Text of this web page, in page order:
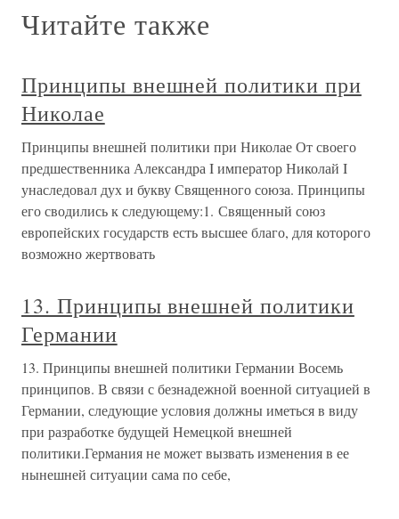
Читайте также
Принципы внешней политики при
Николае
Принципы внешней политики при Николае От своего
предшественника Александра I император Николай I
унаследовал дух и букву Священного союза. Принципы
его сводились к следующему:1. Священный союз
европейских государств есть высшее благо, для которого
возможно жертвовать
13. Принципы внешней политики
Германии
13. Принципы внешней политики Германии Восемь
принципов. В связи с безнадежной военной ситуацией в
Германии, следующие условия должны иметься в виду
при разработке будущей Немецкой внешней
политики.Германия не может вызвать изменения в ее
нынешней ситуации сама по себе,